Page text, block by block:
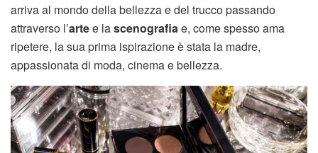
arriva al mondo della bellezza e del trucco passando
attraverso l’artee lascenografiae, come spesso ama
ripetere, la sua prima ispirazione è stata la madre,
appassionata di moda, cinema e bellezza.